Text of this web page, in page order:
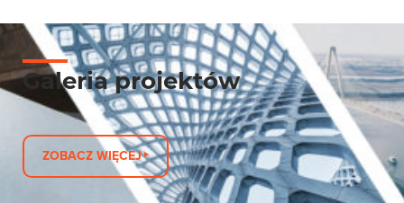
Galeria projektów
ZOBACZ WIĘCEJ